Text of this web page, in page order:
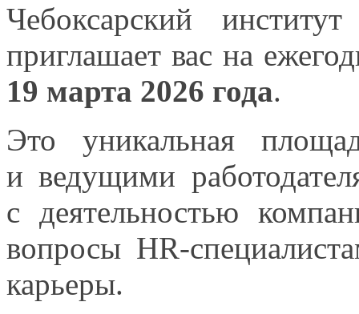
Чебоксарский
приглашает вас на
19 марта 2026 года.
Это уникальная
и ведущими
с деятельностью
вопросы HR-
карьеры.